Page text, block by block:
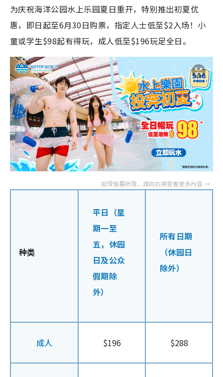
为庆祝海洋公园水上乐园夏日重开，特别推出初夏优
惠，即日起至6月30日购票，指定人士低至$2入场！小
童或学生$98起有得玩，成人低至$196玩足全日。
种类
平日 （星
期一至
五，休园
日及公众
假期除
外）
所有日期
（休园日
除外）
成人 $196 $288